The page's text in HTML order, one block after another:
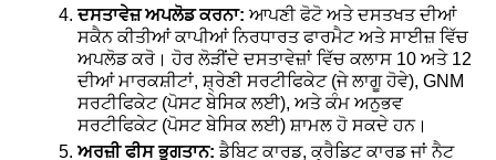
ਦਸਤਾਵੇਜ਼ ਅਪਲੋਡ ਕਰਨਾ: ਆਪਣੀ ਫੋਟੋ ਅਤੇ ਦਸਤਖਤ ਦੀਆਂ
ਸਕੈਨ ਕੀਤੀਆਂ ਕਾਪੀਆਂ ਨਿਰਧਾਰਤ ਫਾਰਮੈਟ ਅਤੇ ਸਾਈਜ਼ ਵਿੱਚ
ਅਪਲੋਡ ਕਰੋ। ਹੋਰ ਲੋੜੀਂਦੇ ਦਸਤਾਵੇਜ਼ਾਂ ਵਿੱਚ ਕਲਾਸ 10 ਅਤੇ 12
ਦੀਆਂ ਮਾਰਕਸ਼ੀਟਾਂ, ਸ਼੍ਰੇਣੀ ਸਰਟੀਫਿਕੇਟ (ਜੇ ਲਾਗੂ ਹੋਵੇ), GNM
ਸਰਟੀਫਿਕੇਟ (ਪੋਸਟ ਬੇਸਿਕ ਲਈ), ਅਤੇ ਕੰਮ ਅਨੁਭਵ
ਸਰਟੀਫਿਕੇਟ (ਪੋਸਟ ਬੇਸਿਕ ਲਈ) ਸ਼ਾਮਲ ਹੋ ਸਕਦੇ ਹਨ।
ਅਰਜ਼ੀ ਫੀਸ ਭੁਗਤਾਨ: ਡੈਬਿਟ ਕਾਰਡ, ਕ੍ਰੈਡਿਟ ਕਾਰਡ ਜਾਂ ਨੈਟ